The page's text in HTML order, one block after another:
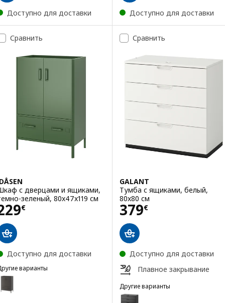
Доступно для доставки Доступно для доставки
Сравнить
с дверцами и ящиками,
зеленый, 80x47x119 см
€ 229€
Доступно для доставки
варианты
IDÅSEN, Шкаф с дверцами и ящиками, темно-серый,
Сравнить
GALANT
Тумба с ящиками, белый,
80x80 см
379€
Цена 379€
Доступно для доставки
Плавное закрывание
Другие варианты
GALANT
Вариант: GALANT, Тумба с